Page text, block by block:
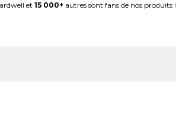
et 15 000+autres sont fans de nos produits !